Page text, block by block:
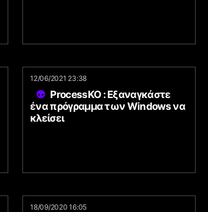
12/06/2021 23:38
ProcessKO : Εξαναγκάστε
ένα πρόγραμμα των Windows να
κλείσει
18/09/2020 16:05